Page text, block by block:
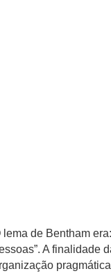
lema de Bentham
A finalidade